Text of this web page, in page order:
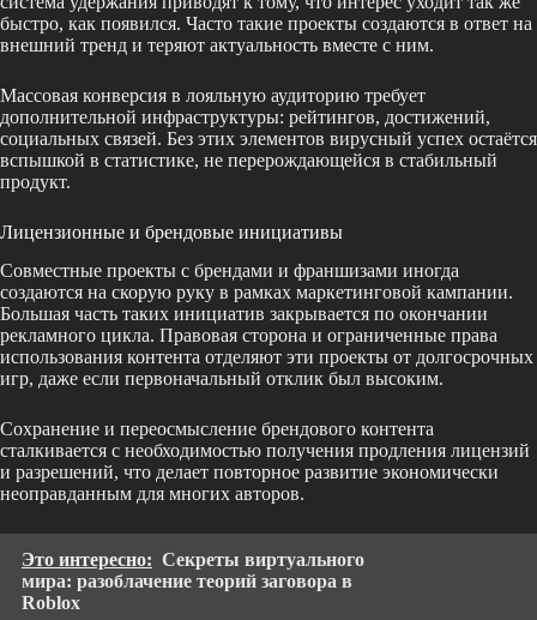
быстро, как появился. Часто такие проекты создаются в ответ на
внешний тренд и теряют актуальность вместе с ним.
Массовая конверсия в лояльную аудиторию требует
дополнительной инфраструктуры: рейтингов, достижений,
социальных связей. Без этих элементов вирусный успех остаётся
вспышкой в статистике, не перерождающейся в стабильный
продукт.
Лицензионные и брендовые инициативы
Совместные проекты с брендами и франшизами иногда
создаются на скорую руку в рамках маркетинговой кампании.
Большая часть таких инициатив закрывается по окончании
рекламного цикла. Правовая сторона и ограниченные права
использования контента отделяют эти проекты от долгосрочных
игр, даже если первоначальный отклик был высоким.
Сохранение и переосмысление брендового контента
сталкивается с необходимостью получения продления лицензий
и разрешений, что делает повторное развитие экономически
неоправданным для многих авторов.
Это интересно: Секреты виртуального
мира: разоблачение теорий заговора в
Roblox